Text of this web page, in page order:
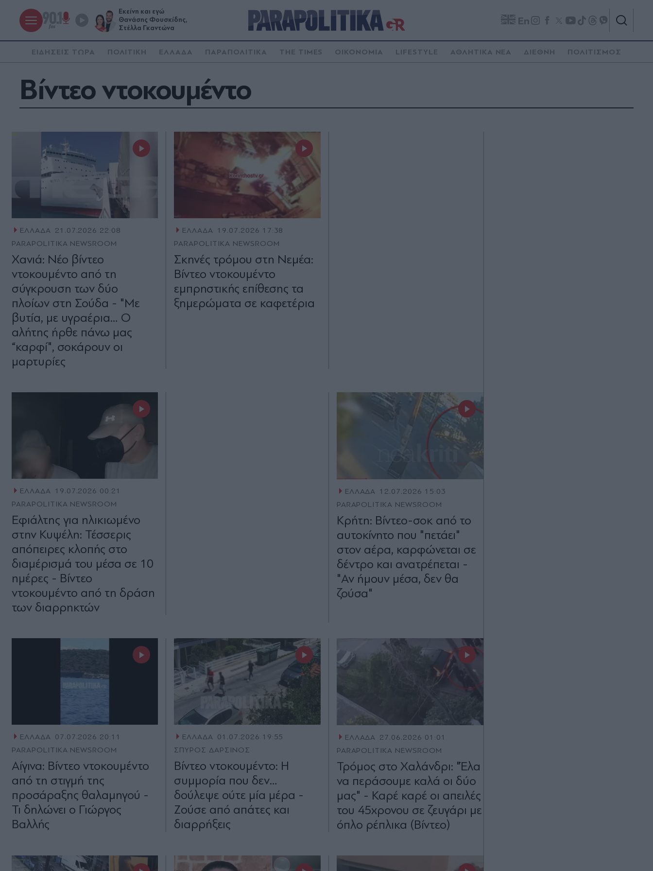
Εκείνη και εγώ
Θανάσης Φουσκίδης,
Στέλλα Γκαντώνα
En
ΕΙΔΗΣΕΙΣ ΤΩΡΑ ΠΟΛΙΤΙΚΗ ΕΛΛΑΔΑ ΠΑΡΑΠΟΛΙΤΙΚΑ THE TIMES ΟΙΚΟΝΟΜΙΑ LIFESTYLE ΑΘΛΗΤΙΚΑ ΝΕΑ ΔΙΕΘΝΗ ΠΟΛΙΤΙΣΜΟΣ
Βίντεο ντοκουμέντο
ΕΛΛΑΔΑ 21.07.2026 22:08
PARAPOLITIKA NEWSROOM
Χανιά: Νέο βίντεο
ντοκουμέντο από τη
σύγκρουση των δύο
πλοίων στη Σούδα - "Με
βυτία, με υγραέρια… Ο
αλήτης ήρθε πάνω μας
“καρφί", σοκάρουν οι
μαρτυρίες
ΕΛΛΑΔΑ 19.07.2026 17:38
PARAPOLITIKA NEWSROOM
Σκηνές τρόμου στη Νεμέα:
Βίντεο ντοκουμέντο
εμπρηστικής επίθεσης τα
ξημερώματα σε καφετέρια
ΕΛΛΑΔΑ 19.07.2026 00:21
PARAPOLITIKA NEWSROOM
Εφιάλτης για ηλικιωμένο
στην Κυψέλη: Τέσσερις
απόπειρες κλοπής στο
διαμέρισμά του μέσα σε 10
ημέρες - Βίντεο
ντοκουμέντο από τη δράση
των διαρρηκτών
ΕΛΛΑΔΑ 12.07.2026 15:03
PARAPOLITIKA NEWSROOM
Κρήτη: Βίντεο-σοκ από το
αυτοκίνητο που "πετάει"
στον αέρα, καρφώνεται σε
δέντρο και ανατρέπεται -
"Αν ήμουν μέσα, δεν θα
ζούσα"
ΕΛΛΑΔΑ 07.07.2026 20:11
PARAPOLITIKA NEWSROOM
Αίγινα: Βίντεο ντοκουμέντο
από τη στιγμή της
προσάραξης θαλαμηγού -
Τι δηλώνει ο Γιώργος
Βαλλής
ΕΛΛΑΔΑ 01.07.2026 19:55
ΣΠΥΡΟΣ ΔΑΡΣΙΝΟΣ
Βίντεο ντοκουμέντο: Η
συμμορία που δεν…
δούλεψε ούτε μία μέρα -
Ζούσε από απάτες και
διαρρήξεις
ΕΛΛΑΔΑ 27.06.2026 01:01
PARAPOLITIKA NEWSROOM
Τρόμος στο Χαλάνδρι: "Έλα
να περάσουμε καλά οι δύο
μας" - Καρέ καρέ οι απειλές
του 45χρονου σε ζευγάρι με
όπλο ρέπλικα (Βίντεο)